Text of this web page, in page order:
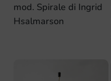
mod. Spirale di Ingrid
Hsalmarson